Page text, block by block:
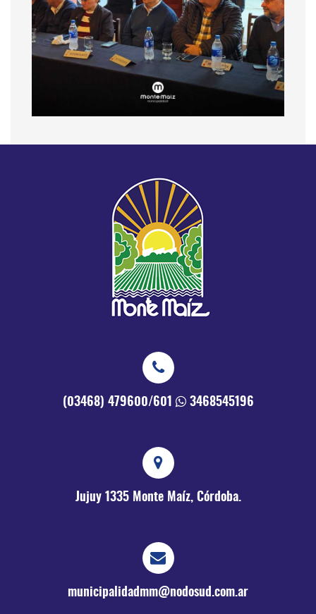
(03468) 479600/601 3468545196
Jujuy 1335 Monte Maíz, Córdoba.
municipalidadmm@nodosud.com.ar